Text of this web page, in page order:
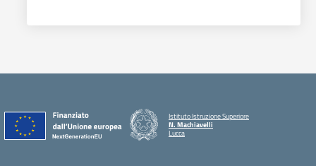
Istituto Istruzione Superiore
N. Machiavelli
Lucca